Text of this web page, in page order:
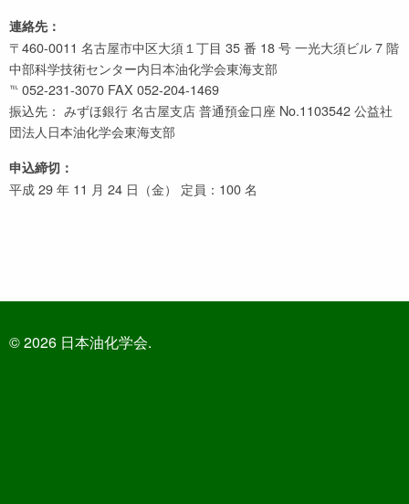
連絡先：
〒460-0011 名古屋市中区大須１丁目 35 番 18 号 一光大須ビル 7 階
中部科学技術センター内日本油化学会東海支部
℡ 052-231-3070 FAX 052-204-1469
振込先： みずほ銀行 名古屋支店 普通預金口座 No.1103542 公益社
団法人日本油化学会東海支部
申込締切：
平成 29 年 11 月 24 日（金） 定員：100 名
© 2026 日本油化学会.